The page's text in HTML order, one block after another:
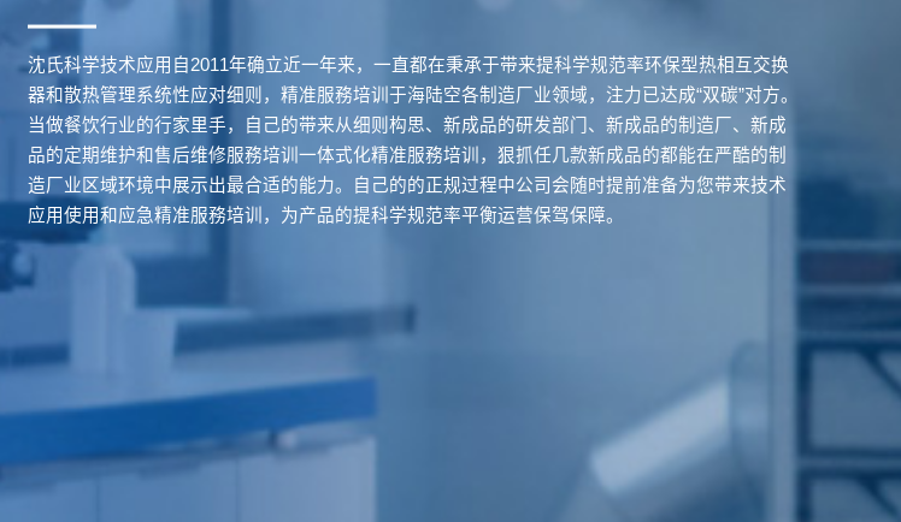
沈氏科学技术应用自2011年确立近一年来，一直都在秉承于带来提科学规范率环保型热相互交换
器和散热管理系统性应对细则，精准服務培训于海陆空各制造厂业领域，注力已达成“双碳”对方。
当做餐饮行业的行家里手，自己的带来从细则构思、新成品的研发部门、新成品的制造厂、新成
品的定期维护和售后维修服務培训一体式化精准服務培训，狠抓任几款新成品的都能在严酷的制
造厂业区域环境中展示出最合适的能力。自己的的正规过程中公司会随时提前准备为您带来技术
应用使用和应急精准服務培训，为产品的提科学规范率平衡运营保驾保障。